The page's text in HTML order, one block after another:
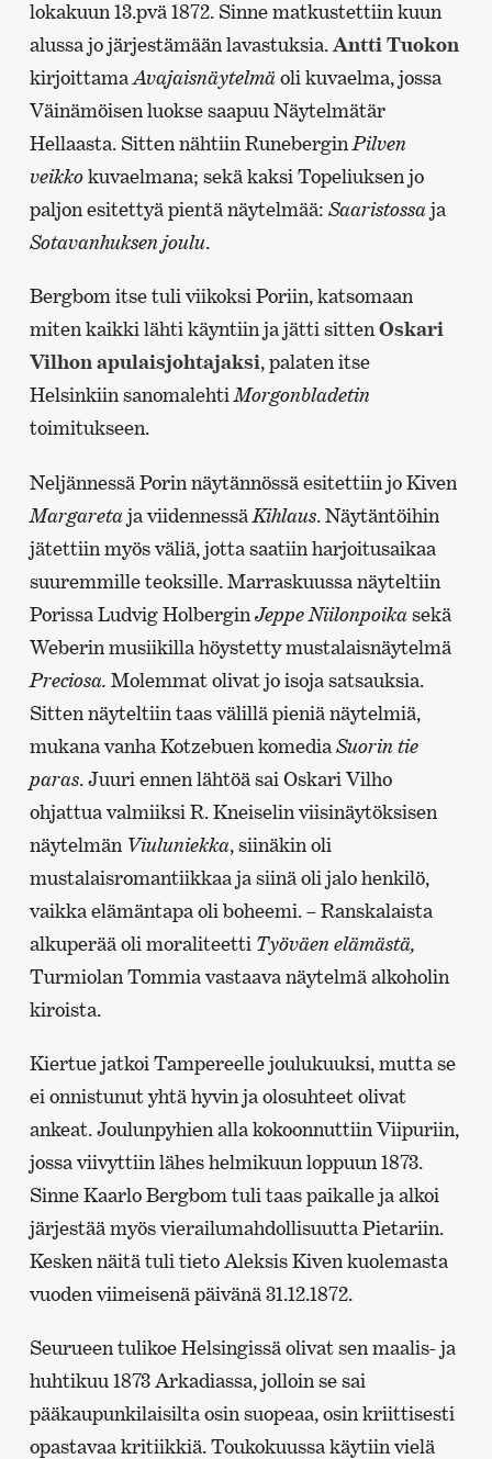
lokakuun 13.pvä 1872. Sinne matkustettiin kuun
alussa jo järjestämään lavastuksia.Antti Tuokon
kirjoittamaAvajaisnäytelmäoli kuvaelma, jossa
Väinämöisen luokse saapuu Näytelmätär
Hellaasta. Sitten nähtiin RuneberginPilven
veikkokuvaelmana; sekä kaksi Topeliuksen jo
paljon esitettyä pientä näytelmää: Saaristossaja
Sotavanhuksen joulu.
Bergbom itse tuli viikoksi Poriin, katsomaan
miten kaikki lähti käyntiin ja jätti sittenOskari
Vilhon apulaisjohtajaksi, palaten itse
Helsinkiin sanomalehtiMorgonbladetin
toimitukseen.
Neljännessä Porin näytännössä esitettiin jo Kiven
Margaretaja viidennessä Kihlaus. Näytäntöihin
jätettiin myös väliä, jotta saatiin harjoitusaikaa
suuremmille teoksille. Marraskuussa näyteltiin
Porissa Ludvig Holbergin Jeppe Niilonpoikasekä
Weberin musiikilla höystetty mustalaisnäytelmä
Preciosa. Molemmat olivat jo isoja satsauksia.
Sitten näyteltiin taas välillä pieniä näytelmiä,
mukana vanha Kotzebuen komediaSuorin tie
paras. Juuri ennen lähtöä sai Oskari Vilho
ohjattua valmiiksi R. Kneiselin viisinäytöksisen
näytelmän Viuluniekka, siinäkin oli
mustalaisromantiikkaa ja siinä oli jalo henkilö,
vaikka elämäntapa oli boheemi. – Ranskalaista
alkuperää oli moraliteetti Työväen elämästä,
Turmiolan Tommia vastaava näytelmä alkoholin
kiroista.
Kiertue jatkoi Tampereelle joulukuuksi, mutta se
ei onnistunut yhtä hyvin ja olosuhteet olivat
ankeat. Joulunpyhien alla kokoonnuttiin Viipuriin,
jossa viivyttiin lähes helmikuun loppuun 1873.
Sinne Kaarlo Bergbom tuli taas paikalle ja alkoi
järjestää myös vierailumahdollisuutta Pietariin.
Kesken näitä tuli tieto Aleksis Kiven kuolemasta
vuoden viimeisenä päivänä 31.12.1872.
Seurueen tulikoe Helsingissä olivat sen maalis- ja
huhtikuu 1873 Arkadiassa, jolloin se sai
pääkaupunkilaisilta osin suopeaa, osin kriittisesti
opastavaa kritiikkiä. Toukokuussa käytiin vielä